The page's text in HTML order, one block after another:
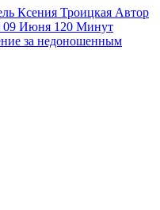
Ксения Троицкая Автор
09 Июня 120 Минут
за недоношенным